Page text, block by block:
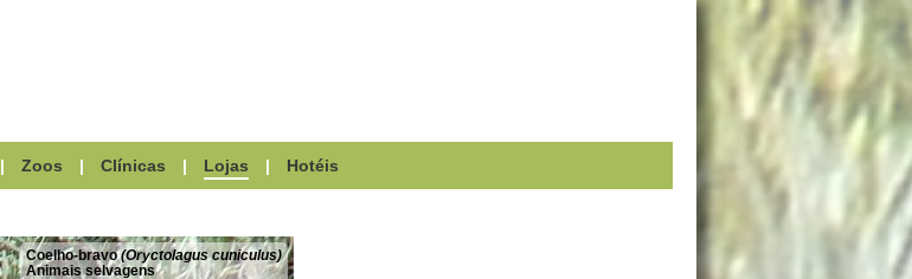
| Zoos | Clínicas | Lojas | Hotéis
Coelho-bravo(Oryctolagus cuniculus)
Animais selvagens